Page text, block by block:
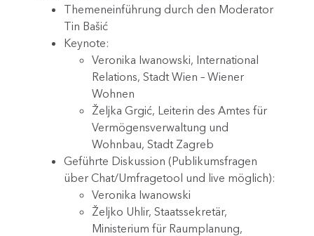
Themeneinführung durch den Moderator
Tin Bašić
Keynote:
Veronika Iwanowski, International
Relations, Stadt Wien – Wiener
Wohnen
Željka Grgić, Leiterin des Amtes für
Vermögensverwaltung und
Wohnbau, Stadt Zagreb
Geführte Diskussion (Publikumsfragen
über Chat/Umfragetool und live möglich):
Veronika Iwanowski
Željko Uhlir, Staatssekretär,
Ministerium für Raumplanung,